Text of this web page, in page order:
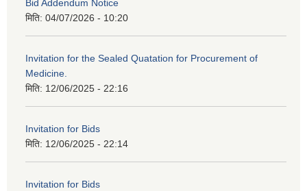
Bid Addendum Notice
मिति: 04/07/2026 - 10:20
Invitation for the Sealed Quatation for Procurement of
Medicine.
मिति: 12/06/2025 - 22:16
Invitation for Bids
मिति: 12/06/2025 - 22:14
Invitation for Bids